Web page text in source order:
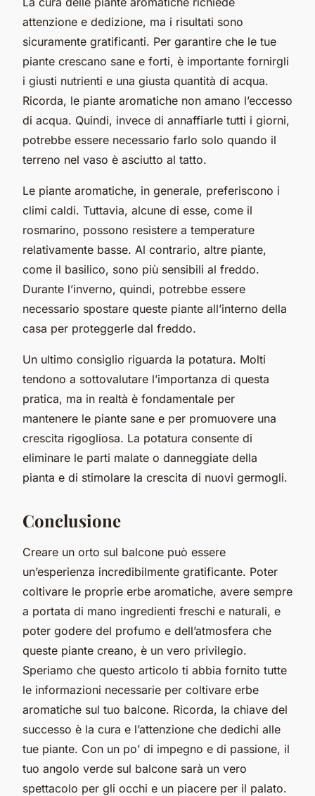
attenzione e dedizione, ma i risultati sono
sicuramente gratificanti. Per garantire che le tue
piante crescano sane e forti, è importante fornirgli
i giusti nutrienti e una giusta quantità di acqua.
Ricorda, le piante aromatiche non amano l’eccesso
di acqua. Quindi, invece di annaffiarle tutti i giorni,
potrebbe essere necessario farlo solo quando il
terreno nel vaso è asciutto al tatto.
Le piante aromatiche, in generale, preferiscono i
climi caldi. Tuttavia, alcune di esse, come il
rosmarino, possono resistere a temperature
relativamente basse. Al contrario, altre piante,
come il basilico, sono più sensibili al freddo.
Durante l’inverno, quindi, potrebbe essere
necessario spostare queste piante all’interno della
casa per proteggerle dal freddo.
Un ultimo consiglio riguarda la potatura. Molti
tendono a sottovalutare l’importanza di questa
pratica, ma in realtà è fondamentale per
mantenere le piante sane e per promuovere una
crescita rigogliosa. La potatura consente di
eliminare le parti malate o danneggiate della
pianta e di stimolare la crescita di nuovi germogli.
Conclusione
Creare un orto sul balcone può essere
un’esperienza incredibilmente gratificante. Poter
coltivare le proprie erbe aromatiche, avere sempre
a portata di mano ingredienti freschi e naturali, e
poter godere del profumo e dell’atmosfera che
queste piante creano, è un vero privilegio.
Speriamo che questo articolo ti abbia fornito tutte
le informazioni necessarie per coltivare erbe
aromatiche sul tuo balcone. Ricorda, la chiave del
successo è la cura e l’attenzione che dedichi alle
tue piante. Con un po’ di impegno e di passione, il
tuo angolo verde sul balcone sarà un vero
spettacolo per gli occhi e un piacere per il palato.